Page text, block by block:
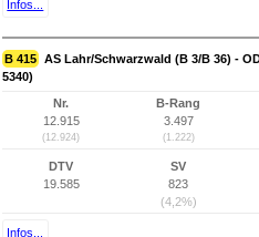
Infos...
B 415 AS Lahr/Schwarzwald (B 3/B 36) -
5340)
Nr.
12.915
(12.924)
B-Rang
3.497
(1.222)
DTV
19.585
SV
823
(4,2%)
Infos...